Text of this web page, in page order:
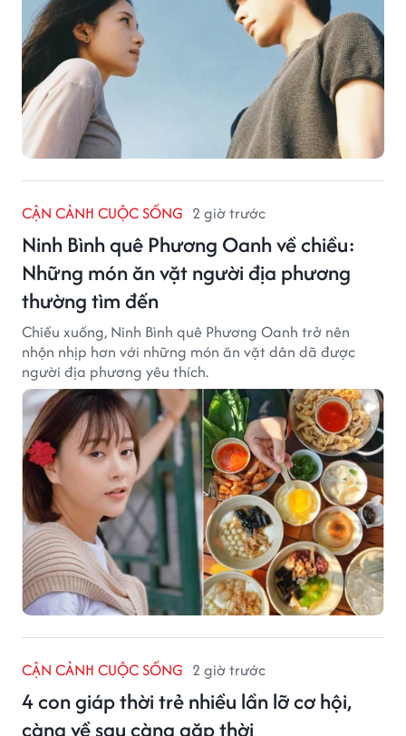
CẬN CẢNH CUỘC SỐNG 2 giờ trước
Ninh Bình quê Phương Oanh về chiều:
Những món ăn vặt người địa phương
thường tìm đến
Chiều xuống, Ninh Bình quê Phương Oanh trở nên
nhộn nhịp hơn với những món ăn vặt dân dã được
người địa phương yêu thích.
CẬN CẢNH CUỘC SỐNG 2 giờ trước
4 con giáp thời trẻ nhiều lần lỡ cơ hội,
càng về sau càng gặp thời